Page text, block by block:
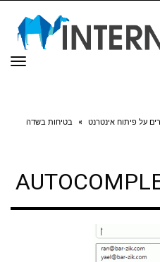
על פיתוח אינטרנט » בטיחות בשדה